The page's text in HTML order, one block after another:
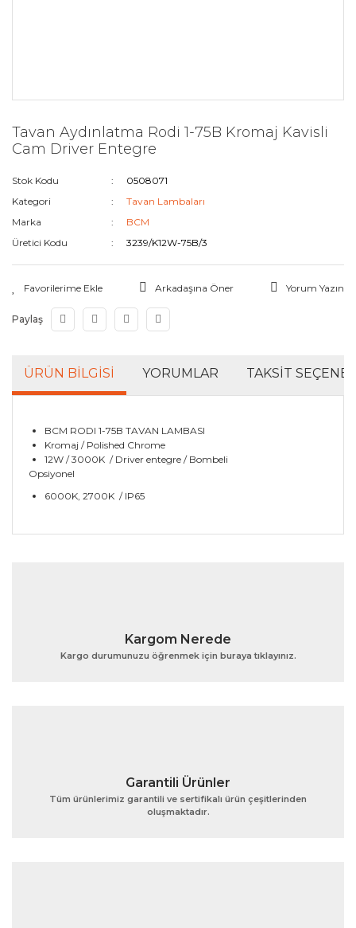
Tavan Aydınlatma Rodi 1-75B Kromaj Kavisli
Cam Driver Entegre
Stok Kodu
0508071
Kategori
Tavan Lambaları
Marka
BCM
Üretici Kodu
3239/K12W-75B/3
Arkadaşına Öner Yorum Yazın
Paylaş
ÜRÜN BILGISI YORUMLAR TAKSIT
BCM RODI 1-75B TAVAN LAMBASI
Kromaj / Polished Chrome
12W / 3000K / Driver entegre / Bombeli
Opsiyonel
6000K, 2700K / IP65
Bu ürünün fiyat bilgisi, resim, ürün açıklamalarında ve
Ürün açıklamasında eksik bilgiler bulunuyor.
Gönder
Kargom Nerede
Kargo durumunuzu öğrenmek için buraya tıklayınız.
Garantili Ürünler
Tüm ürünlerimiz garantili ve sertifikalı ürün çeşitlerinden
oluşmaktadır.